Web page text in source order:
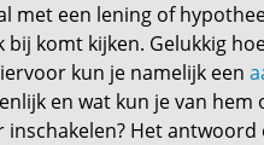
met een lening of
komt kijken. Gelukkig
kun je namelijk een
en wat kun je van
Het